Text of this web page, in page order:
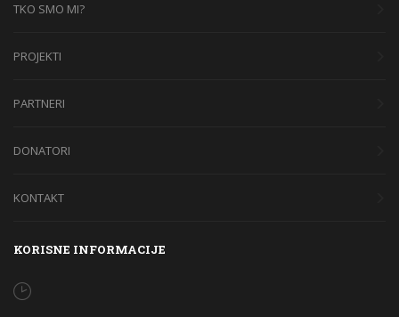
TKO SMO MI?
PROJEKTI
PARTNERI
DONATORI
KONTAKT
KORISNE INFORMACIJE